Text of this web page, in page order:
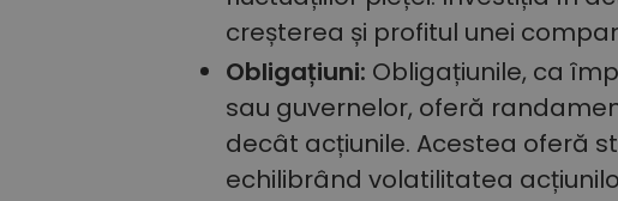
creșterea și profitul unei
Obligațiuni: Obligațiunile, ca
sau guvernelor, oferă
decât acțiunile. Acestea oferă
echilibrând volatilitatea